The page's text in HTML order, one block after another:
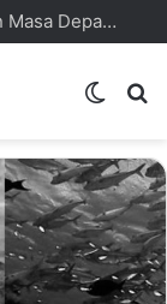
Perang Iran Vs AS-Zionis Yahudi dan Masa Depan Dunia Islam
Switch